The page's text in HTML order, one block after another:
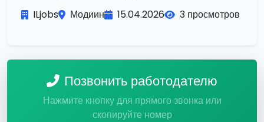
ILjobs Модиин 15.04.2026 3 просмотров
Позвонить работодателю
Нажмите кнопку для прямого звонка или
скопируйте номер